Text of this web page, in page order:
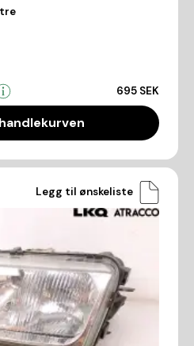
695 SEK
Legg til ønskeliste